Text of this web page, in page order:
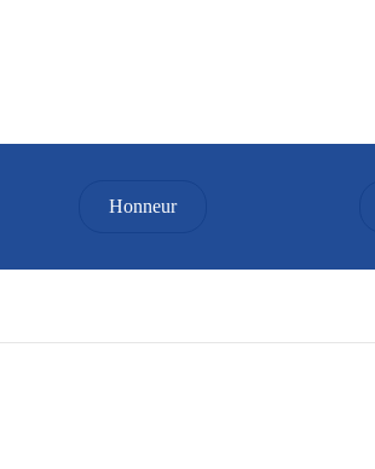
Honneur